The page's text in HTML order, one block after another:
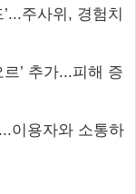
주사위, 경험치
’ 추가...피해 증
이용자와 소통하